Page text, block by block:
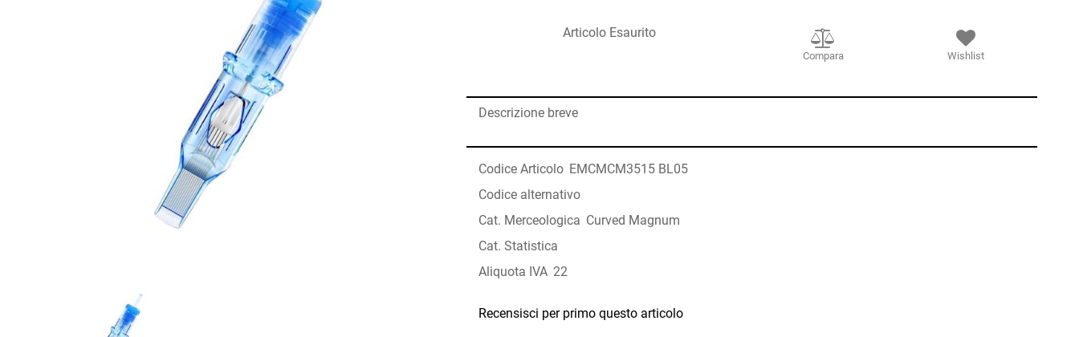
Articolo Esaurito
Compara Wishlist
Descrizione breve
Codice Articolo EMCMCM3515 BL05
Codice alternativo
Cat. Merceologica Curved Magnum
Cat. Statistica
Aliquota IVA 22
Recensisci per primo questo articolo